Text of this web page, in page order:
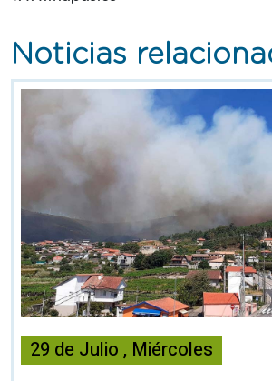
Noticias
29 de Julio , Miércoles